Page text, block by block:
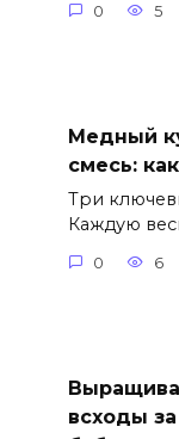
0 5
Медный
смесь:
Три
Каждую
0 6
всходы